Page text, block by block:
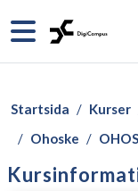
Sidopanel
Startsida Kurser
Ohoske